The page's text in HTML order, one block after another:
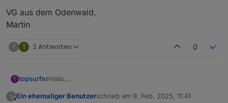
VG aus dem Odenwald,
Martin
? T 2 Antworten 0
T topsurferHallo,
aus dem Odenwald und würde heute (und evtl. auch
Teams gerade installiert, aktuell aber keine Kamera
? Ein ehemaliger Benutzerschrieb am 9. Feb. 2025, 11:41
zuletzt editiert von